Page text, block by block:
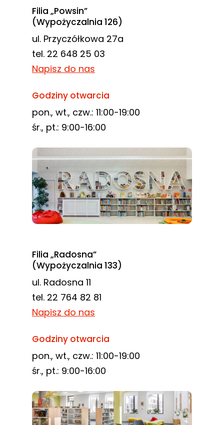
Filia „Powsin”
(Wypożyczalnia 126)
ul. Przyczółkowa 27a
tel. 22 648 25 03
Napisz do nas
Godziny otwarcia
pon., wt., czw.: 11:00-19:00
śr., pt.: 9:00-16:00
Filia „Radosna”
(Wypożyczalnia 133)
ul. Radosna 11
tel. 22 764 82 81
Napisz do nas
Godziny otwarcia
pon., wt., czw.: 11:00-19:00
śr., pt.: 9:00-16:00